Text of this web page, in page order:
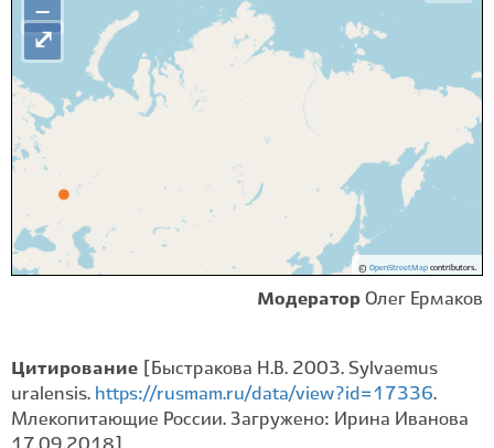
−
© OpenStreetMapcontributors.
⤢
Модератор Олег Ермаков
Цитирование
[Быстракова Н.В. 2003. Sylvaemus
uralensis. https://rusmam.ru/data/view?id=17336.
Млекопитающие России. Загружено: Ирина Иванова